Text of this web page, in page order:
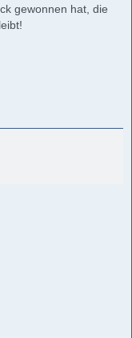
gewonnen hat, die